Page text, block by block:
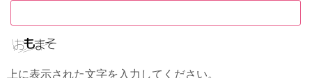
上に表示された文字を入力してください。